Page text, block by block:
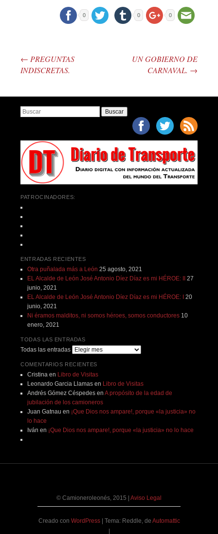
0 0 0
Post navigation
← PREGUNTAS
INDISCRETAS.
UN GOBIERNO DE
CARNAVAL. →
Buscar
PATROCINADORES:
ENTRADAS RECIENTES
Otra puñalada más a León 25 agosto, 2021
EL Alcalde de León José Antonio Díez Díaz es mi HÉROE: II
27
junio, 2021
EL Alcalde de León José Antonio Díez Díaz es mi HÉROE: I
20
junio, 2021
Ni éramos malditos, ni somos héroes, somos conductores 10
enero, 2021
TODAS LAS ENTRADAS
Todas las entradas
COMENTARIOS RECIENTES
Cristinaen Libro de Visitas
Leonardo Garcia Llamasen Libro de Visitas
Andrés Gómez Céspedesen A propósito de la edad de
jubilación de los camioneros
Juan Gatnau en ¡Que Dios nos ampare!, porque «la justicia» no
lo hace
Iván en ¡Que Dios nos ampare!, porque «la justicia» no lo hace
© Camioneroleonés, 2015 | Aviso Legal
Creado con WordPress Tema: Reddle, de Automattic